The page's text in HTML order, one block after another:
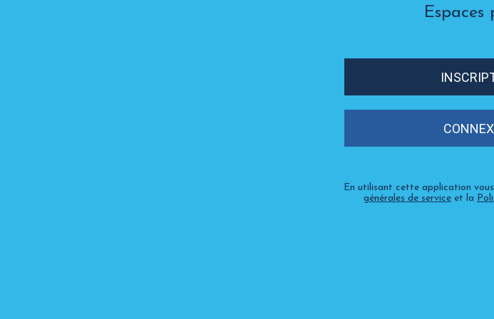
Espaces
En utilisant cette application
générales de service et la